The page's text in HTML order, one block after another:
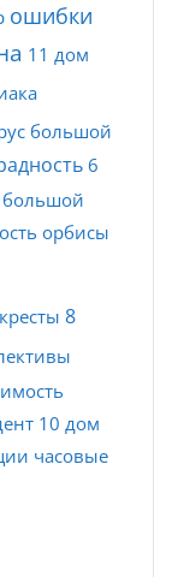
ошибки
11 дом
большой
6
большой
орбисы
кресты 8
10 дом
часовые